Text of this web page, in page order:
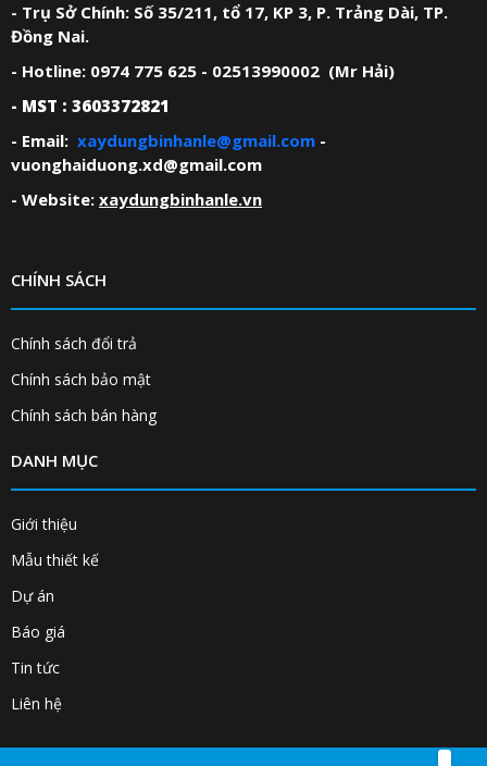
- Trụ Sở Chính: Số 35/211, tổ 17, KP 3, P. Trảng Dài, TP.
Đồng Nai.
- Hotline: 0974 775 625 - 02513990002 (Mr Hải)
- MST : 3603372821
- Email: xaydungbinhanle@gmail.com -
vuonghaiduong.xd@gmail.com
- Website: xaydungbinhanle.vn
CHÍNH SÁCH
Chính sách đổi trả
Chính sách bảo mật
Chính sách bán hàng
DANH MỤC
Giới thiệu
Mẫu thiết kế
Dự án
Báo giá
Tin tức
Liên hệ